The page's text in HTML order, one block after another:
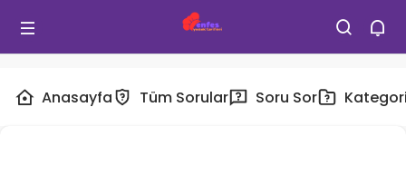
Anasayfa Tüm Sorular Soru Sor